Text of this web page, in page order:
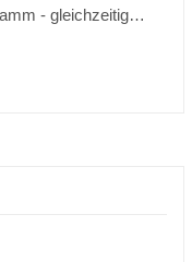
- gleichzeitig…